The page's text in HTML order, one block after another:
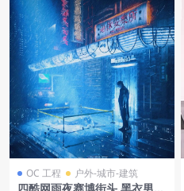
OC 工程 户外-城市-建筑